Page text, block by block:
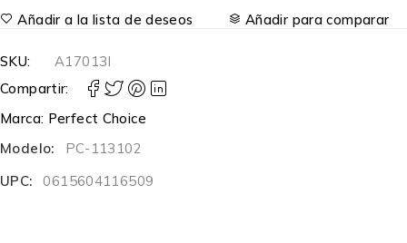
Añadir a la lista de deseos Añadir para comparar
SKU:
A17013I
Compartir:
Marca: Perfect Choice
Modelo:
PC-113102
UPC:
0615604116509